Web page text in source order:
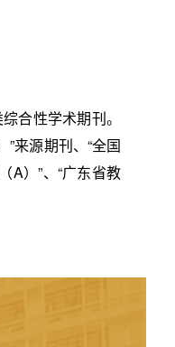
合性学术期刊。
来源期刊、“全国
A）”、“广东省教